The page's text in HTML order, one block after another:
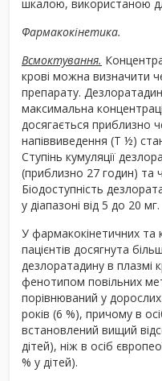
шкалою, використаною
Фармакокінетика.
Всмоктування.
крові можна визначити
препарату.
максимальна
досягається приблизно
напіввиведення (Т ½)
Ступінь кумуляції
(приблизно 27 годин) та
Біодоступність
у діапазоні від 5 до 20 мг.
У фармакокінетичних та
пацієнтів досягнута
дезлоратадину в плазмі
фенотипом повільних
порівнюваний у дорослих
років (6 %), причому в
встановлений вищий
дітей), ніж в осіб
% у дітей).